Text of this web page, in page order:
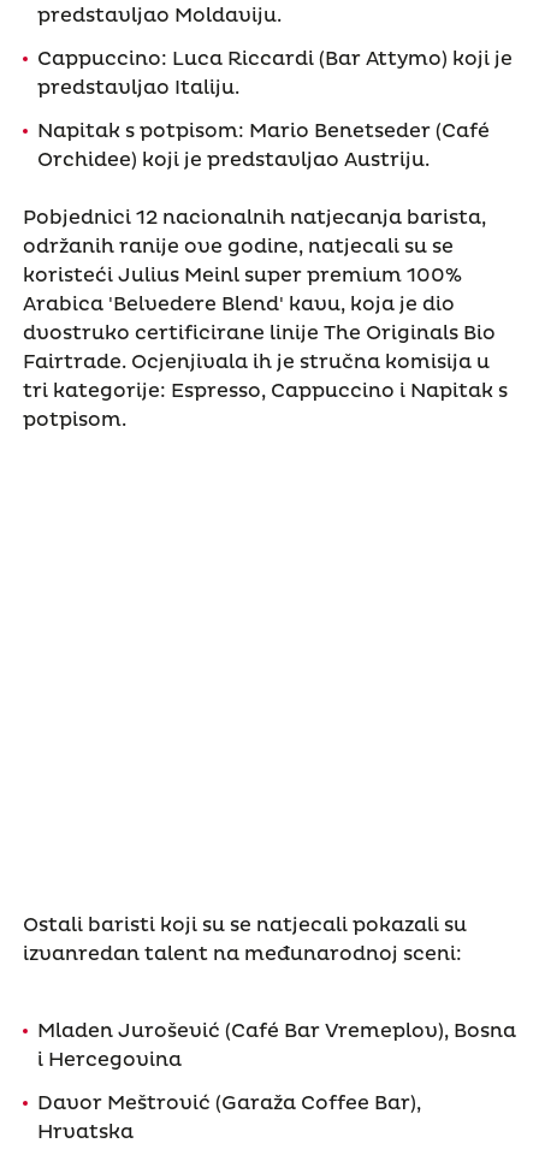
predstavljao Moldaviju.
Cappuccino: Luca Riccardi (Bar Attymo) koji je
predstavljao Italiju.
Napitak s potpisom: Mario Benetseder (Café
Orchidee) koji je predstavljao Austriju.
Pobjednici 12 nacionalnih natjecanja barista,
održanih ranije ove godine, natjecali su se
koristeći Julius Meinl super premium 100%
Arabica 'Belvedere Blend' kavu, koja je dio
dvostruko certificirane linije The Originals Bio
Fairtrade. Ocjenjivala ih je stručna komisija u
tri kategorije: Espresso, Cappuccino i Napitak s
potpisom.
Ostali baristi koji su se natjecali pokazali su
izvanredan talent na međunarodnoj sceni:
Mladen Jurošević (Café Bar Vremeplov), Bosna
i Hercegovina
Davor Meštrović (Garaža Coffee Bar),
Hrvatska